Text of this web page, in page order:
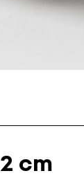
cm